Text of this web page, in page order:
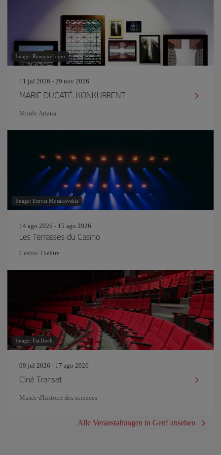
Image: Rawpixel.com
11 jul 2026 - 29 nov 2026
MARIE DUCATÉ. KONKURRENT
Musée Ariana
Image: Emvat Mosakovskis
14 ago 2026 - 15 ago 2026
Les Terrasses du Casino
Casino Théâtre
Image: Fat.finch
09 jul 2026 - 17 ago 2026
Ciné Transat
Musée d'histoire des sciences
Alle Veranstaltungen in Genf ansehen